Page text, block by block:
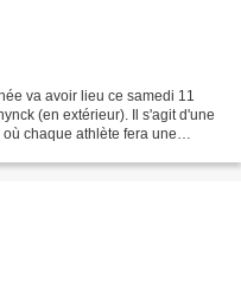
va avoir lieu ce samedi 11
(en extérieur). Il s'agit d'une
chaque athlète fera une